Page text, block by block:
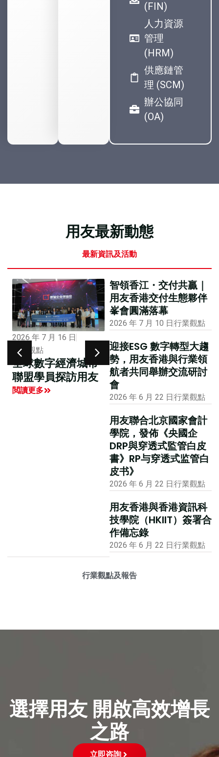
(FIN)
人力資源
管理
(HRM)
供應鏈管
理 (SCM)
辦公協同
(OA)
用友最新動態
最新資訊及活動
行業觀點及報告
2026 年 7 月 16 日
行業觀點
全球數字經濟城市
聯盟學員探訪用友
閲讀更多
市場活動
大公報專版報道用
友聯合主辦的國際
財務及會計數智化
創新峰會
閲讀更多
智領香江・交付共贏｜
用友香港交付生態夥伴
峯會圓滿落幕
2026 年 7 月 10 日 行業觀點
迎接ESG 數字轉型大趨
勢，用友香港與行業領
航者共同舉辦交流研討
會
2026 年 6 月 22 日 行業觀點
用友聯合北京國家會計
學院，發佈《央國企
DRP與穿透式監管白皮
書》RP与穿透式监管白
皮书》
2026 年 6 月 22 日 行業觀點
用友香港與香港資訊科
技學院（HKIIT）簽署合
作備忘錄
2026 年 6 月 22 日 行業觀點
選擇用友 開啟高效增長
之路
立即咨詢